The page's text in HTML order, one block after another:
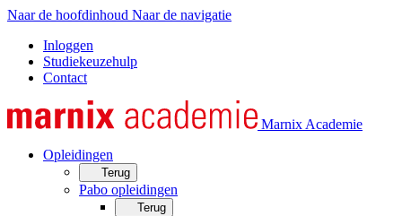
Naar de hoofdinhoud Naar de navigatie
Inloggen
Studiekeuzehulp
Contact
Marnix Academie
Opleidingen
Terug
Pabo opleidingen
Terug